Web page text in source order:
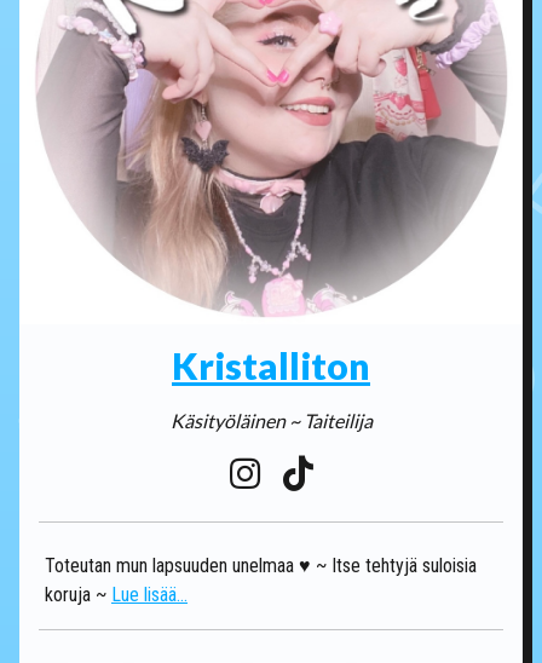
Kristalliton
Käsityöläinen ~ Taiteilija
Toteutan mun lapsuuden unelmaa ♥ ~ Itse tehtyjä suloisia
koruja ~ Lue lisää...